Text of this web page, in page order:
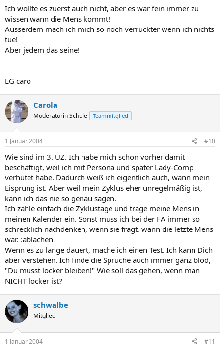
Ich wollte es zuerst auch nicht, aber es war fein immer zu
wissen wann die Mens kommt!
Ausserdem mach ich mich so noch verrückter wenn ich nichts
tue!
Aber jedem das seine!
LG caro
Carola
Moderatorin Schule Teammitglied
1 Januar 2004 #10
Wie sind im 3. ÜZ. Ich habe mich schon vorher damit
beschäftigt, weil ich mit Persona und später Lady-Comp
verhütet habe. Dadurch weiß ich eigentlich auch, wann mein
Eisprung ist. Aber weil mein Zyklus eher unregelmäßig ist,
kann ich das nie so genau sagen.
Ich zähle einfach die Zyklustage und trage meine Mens in
meinen Kalender ein. Sonst muss ich bei der FÄ immer so
schrecklich nachdenken, wenn sie fragt, wann die letzte Mens
war. :ablachen
Wenn es zu lange dauert, mache ich einen Test. Ich kann Dich
aber verstehen. Ich finde die Sprüche auch immer ganz blöd,
"Du musst locker bleiben!" Wie soll das gehen, wenn man
NICHT locker ist?
schwalbe
Mitglied
1 Januar 2004 #11